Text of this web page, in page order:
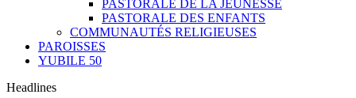
PASTORALE DE LA JEUNESSE
PASTORALE DES ENFANTS
COMMUNAUTÉS RELIGIEUSES
PAROISSES
YUBILE 50
Headlines